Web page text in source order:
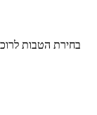
בחירת הטבות